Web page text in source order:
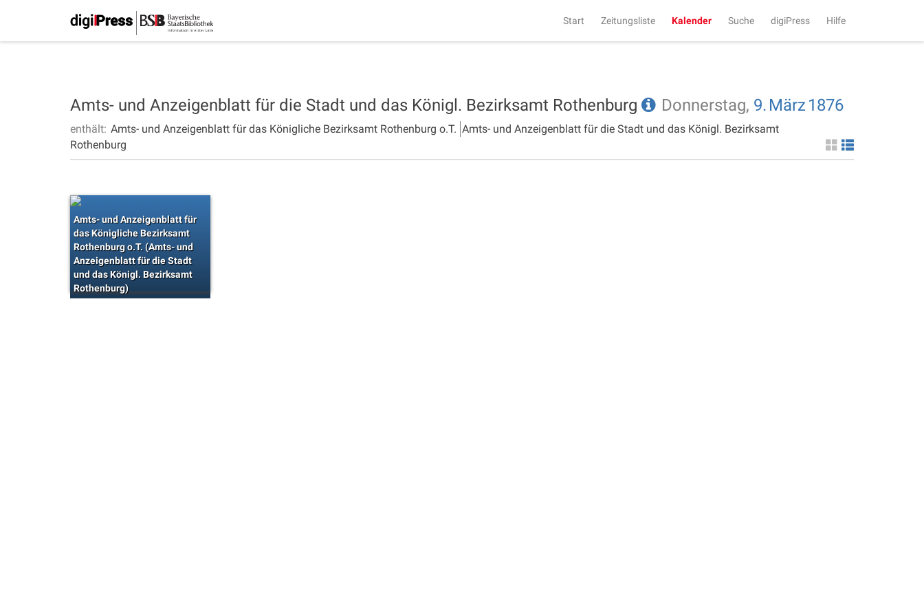
Start Zeitungsliste Kalender Suche digiPress Hilfe
Amts- und Anzeigenblatt für die Stadt und das Königl. Bezirksamt Rothenburg Donnerstag, 9. März 1876
enthält: Amts- und Anzeigenblatt für das Königliche Bezirksamt Rothenburg o.T. Amts- und Anzeigenblatt für die Stadt und das Königl. Bezirksamt
Rothenburg
Amts- und Anzeigenblatt für
das Königliche Bezirksamt
Rothenburg o.T. (Amts- und
Anzeigenblatt für die Stadt
und das Königl. Bezirksamt
Rothenburg)